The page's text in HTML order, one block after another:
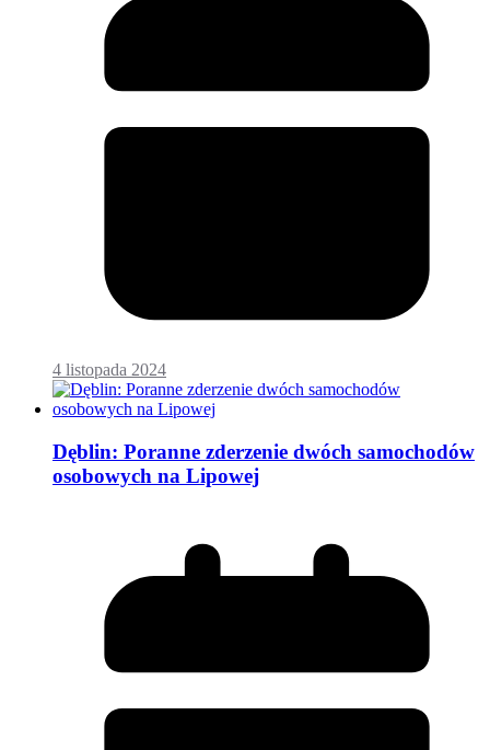
4 listopada 2024
Dęblin: Poranne zderzenie dwóch samochodów
osobowych na Lipowej